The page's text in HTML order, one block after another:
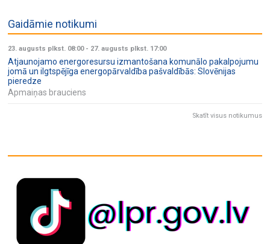
Gaidāmie notikumi
23. augusts plkst. 08:00- 27. augusts plkst. 17:00
Atjaunojamo energoresursu izmantošana komunālo pakalpojumu
jomā un ilgtspējīga energopārvaldība pašvaldībās: Slovēnijas
pieredze
Apmaiņas brauciens
Skatīt visus notikumus